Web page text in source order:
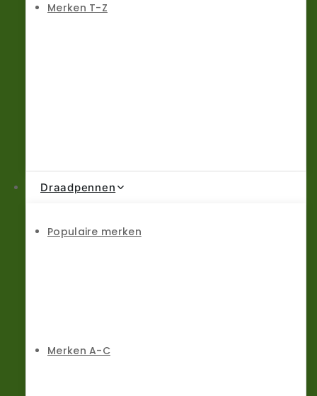
Merken T-Z
Draadpennen
Populaire merken
Merken A-C